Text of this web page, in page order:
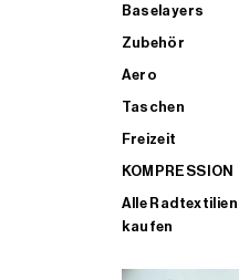
Baselayers
Zubehör
Aero
Taschen
Freizeit
KOMPRESSION
Alle Radtextilien
kaufen